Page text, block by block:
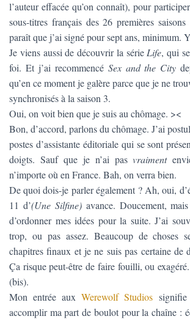
l’auteur effacée qu’on connaît), pour
sous-titres français des 26 premières saisons
paraît que j’ai signé pour sept ans, minimum.
Je viens aussi de découvrir la série Life, qui
foi. Et j’ai recommencé Sex and the City
qu’en ce moment je galère parce que je ne
synchronisés à la saison 3.
Oui, on voit bien que je suis au chômage. ><
Bon, d’accord, parlons du chômage. J’ai
postes d’assistante éditoriale qui se sont
doigts. Sauf que je n’ai pasvraiment
n’importe où en France. Bah, on verra bien.
De quoi dois-je parler également ? Ah, oui,
11 d’(Une Silfine)avance. Doucement, mais
d’ordonner mes idées pour la suite. J’ai
trop, ou pas assez. Beaucoup de choses
chapitres finaux et je ne suis pas certaine de
Ça risque peut-être de faire fouilli, ou
(bis).
Mon entrée auxWerewolf Studios
accomplir ma part de boulot pour la chaîne :